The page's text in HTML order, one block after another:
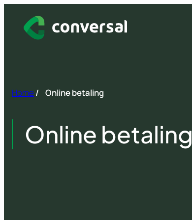
Home / Online betaling
Online betaling